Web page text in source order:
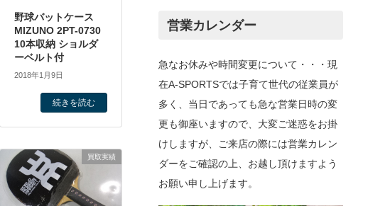
野球バットケース
MIZUNO 2PT-0730
10本収納 ショルダ
ーベルト付
2018年1月9日
続きを読む
買取実績
営業カレンダー
急なお休みや時間変更について・・・現
在A-SPORTSでは子育て世代の従業員が
多く、当日であっても急な営業日時の変
更も御座いますので、大変ご迷惑をお掛
けしますが、ご来店の際には営業カレン
ダーをご確認の上、お越し頂けますよう
お願い申し上げます。